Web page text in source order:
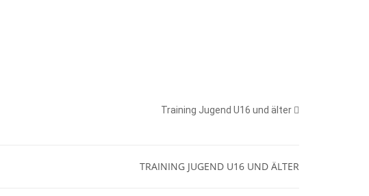
Training Jugend U16 und älter
TRAINING JUGEND U16 UND ÄLTER